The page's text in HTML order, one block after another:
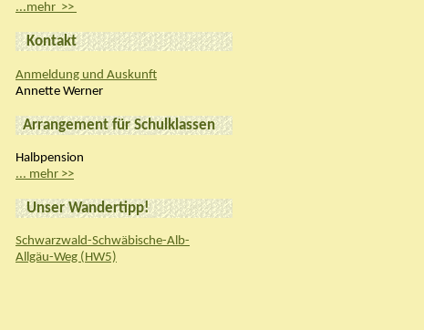
...mehr >>
Kontakt
Anmeldung und Auskunft
Annette Werner
Arrangement für Schulklassen
Halbpension
... mehr >>
Unser Wandertipp!
Schwarzwald-Schwäbische-Alb-
Allgäu-Weg (HW5)